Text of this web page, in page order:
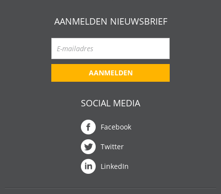
AANMELDEN NIEUWSBRIEF
AANMELDEN
SOCIAL MEDIA
Facebook
Twitter
LinkedIn